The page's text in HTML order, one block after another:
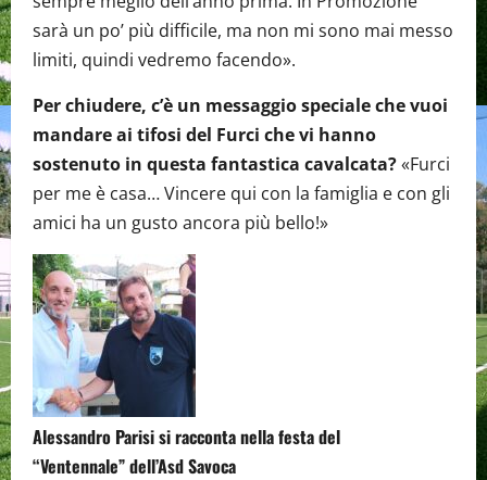
sarà un po’ più difficile, ma non mi sono mai messo
limiti, quindi vedremo facendo».
Per chiudere, c’è un messaggio speciale che vuoi
mandare ai tifosi del Furci che vi hanno
sostenuto in questa fantastica cavalcata?«Furci
per me è casa… Vincere qui con la famiglia e con gli
amici ha un gusto ancora più bello!»
Alessandro Parisi si racconta nella festa del
“Ventennale” dell’Asd Savoca